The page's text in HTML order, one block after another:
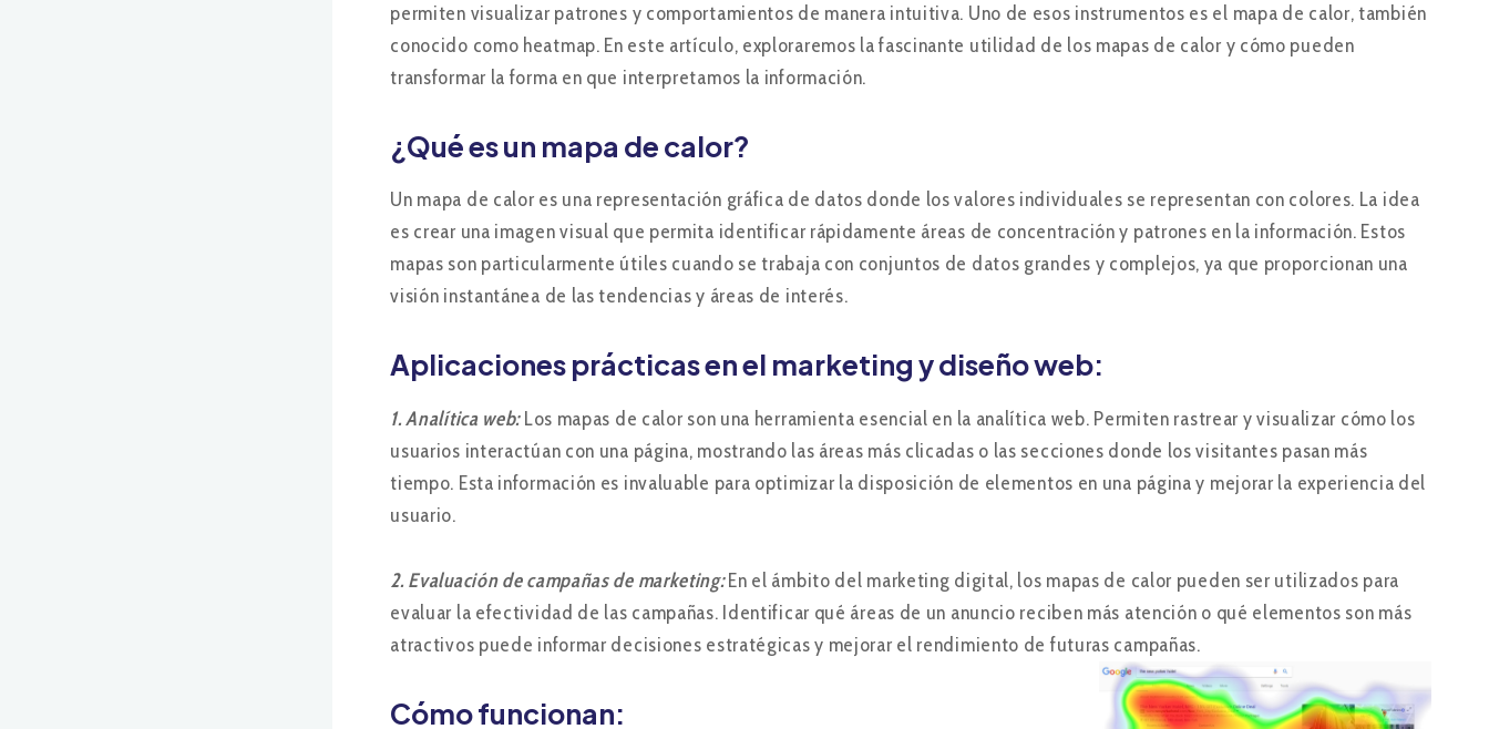
permiten visualizar patrones y comportamientos de manera intuitiva. Uno de esos instrumentos es el mapa de calor, también
conocido como heatmap. En este artículo, exploraremos la fascinante utilidad de los mapas de calor y cómo pueden
transformar la forma en que interpretamos la información.
¿Qué es un mapa de calor?
Un mapa de calor es una representación gráfica de datos donde los valores individuales se representan con colores. La idea
es crear una imagen visual que permita identificar rápidamente áreas de concentración y patrones en la información. Estos
mapas son particularmente útiles cuando se trabaja con conjuntos de datos grandes y complejos, ya que proporcionan una
visión instantánea de las tendencias y áreas de interés.
Aplicaciones prácticas en el marketing y diseño web:
1. Analítica web:Los mapas de calor son una herramienta esencial en la analítica web. Permiten rastrear y visualizar cómo los
usuarios interactúan con una página, mostrando las áreas más clicadas o las secciones donde los visitantes pasan más
tiempo. Esta información es invaluable para optimizar la disposición de elementos en una página y mejorar la experiencia del
usuario.
2. Evaluación de campañas de marketing:En el ámbito del marketing digital, los mapas de calor pueden ser utilizados para
evaluar la efectividad de las campañas. Identificar qué áreas de un anuncio reciben más atención o qué elementos son más
atractivos puede informar decisiones estratégicas y mejorar el rendimiento de futuras campañas.
Cómo funcionan: